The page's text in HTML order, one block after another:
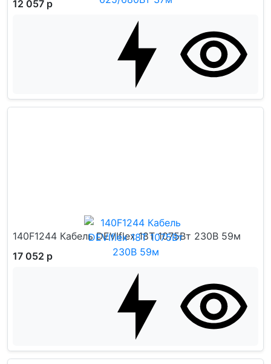
12 057 р
140F1244 Кабель DEVIflex 18T 1075Вт 230В 59м
17 052 р